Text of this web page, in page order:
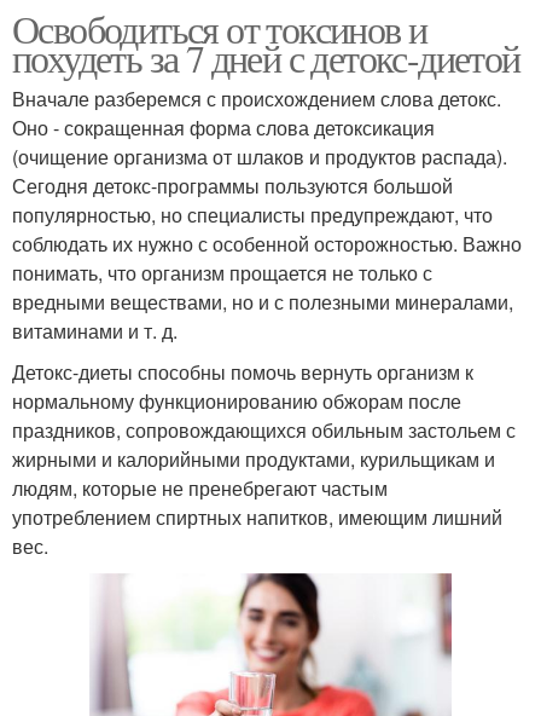
Освободиться от токсинов и
похудеть за 7 дней с детокс-диетой
Вначале разберемся с происхождением слова детокс.
Оно - сокращенная форма слова детоксикация
(очищение организма от шлаков и продуктов распада).
Сегодня детокс-программы пользуются большой
популярностью, но специалисты предупреждают, что
соблюдать их нужно с особенной осторожностью. Важно
понимать, что организм прощается не только с
вредными веществами, но и с полезными минералами,
витаминами и т. д.
Детокс-диеты способны помочь вернуть организм к
нормальному функционированию обжорам после
праздников, сопровождающихся обильным застольем с
жирными и калорийными продуктами, курильщикам и
людям, которые не пренебрегают частым
употреблением спиртных напитков, имеющим лишний
вес.